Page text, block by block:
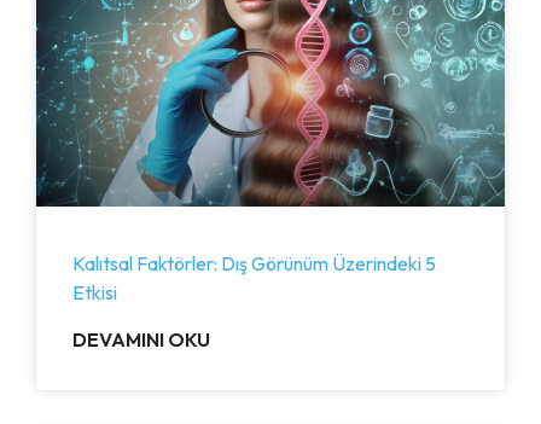
Kalıtsal Faktörler: Dış Görünüm Üzerindeki 5
Etkisi
DEVAMINI OKU